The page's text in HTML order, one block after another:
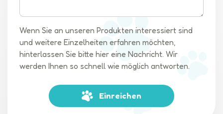
Wenn Sie an unseren Produkten interessiert sind
und weitere Einzelheiten erfahren möchten,
hinterlassen Sie bitte hier eine Nachricht. Wir
werden Ihnen so schnell wie möglich antworten.
Einreichen